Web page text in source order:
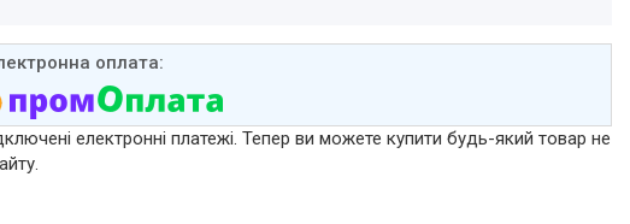
електронні платежі. Тепер ви можете купити будь-який товар не